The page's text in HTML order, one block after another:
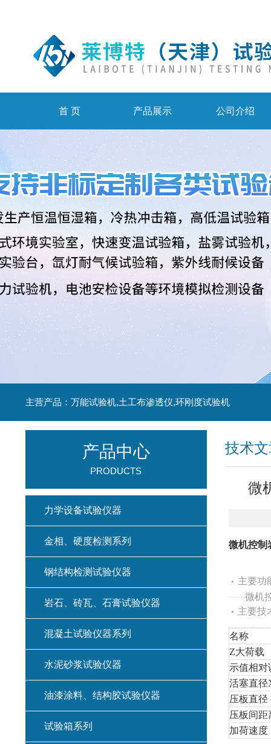
首 页 产品展示 公司介绍
主营产品：万能试验机,土工布渗透仪,环刚度试验机
技术
微
微机控制
主要功
微机控
主要技
名称
Z大荷载
示值相对
活塞直径
压板直径
压板间距
加荷速度
产品中心
PRODUCTS
力学设备试验仪器
金相、硬度检测系列
钢结构检测试验仪器
岩石、砖瓦、石膏试验仪器
混凝土试验仪器系列
水泥砂浆试验仪器
油漆涂料、结构胶试验仪器
试验箱系列